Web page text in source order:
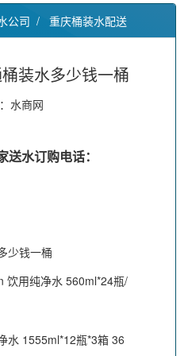
公司 / 重庆桶装水配送
装水多少钱一桶
水商网
水订购电话：
少钱一桶
饮用纯净水 560ml*24瓶/
水 1555ml*12瓶*3箱 36